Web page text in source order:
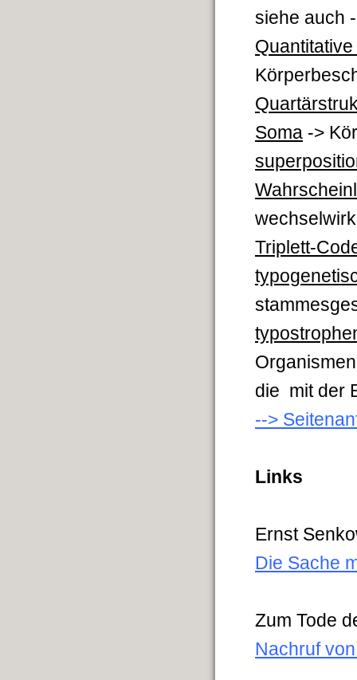
siehe auch
Soma ->
Triplett-
die mit der
-->
Links
Ernst
Die Sache
Zum Tode
Nachruf